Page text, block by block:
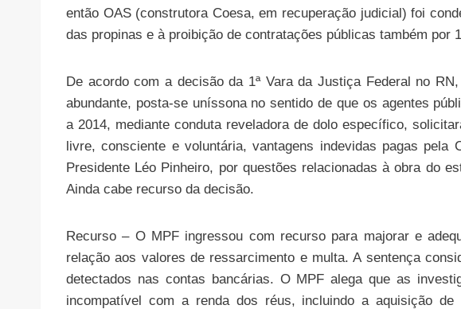
então OAS (construtora Coesa, em recuperação judicial) foi
das propinas e à proibição de contratações públicas também por
De acordo com a decisão da 1ª Vara da Justiça Federal no
abundante, posta-se uníssona no sentido de que os agentes
a 2014, mediante conduta reveladora de dolo específico,
livre, consciente e voluntária, vantagens indevidas pagas pela
Presidente Léo Pinheiro, por questões relacionadas à obra do
Ainda cabe recurso da decisão.
Recurso – O MPF ingressou com recurso para majorar e
relação aos valores de ressarcimento e multa. A sentença
detectados nas contas bancárias. O MPF alega que as
incompatível com a renda dos réus, incluindo a aquisição